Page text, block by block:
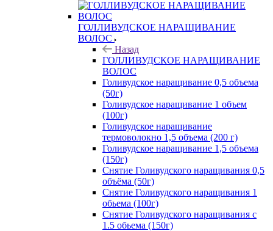
ГОЛЛИВУДСКОЕ НАРАЩИВАНИЕ
ВОЛОС
Назад
ГОЛЛИВУДСКОЕ НАРАЩИВАНИЕ
ВОЛОС
Голивудское наращивание 0,5 объема
(50г)
Голивудское наращивание 1 объем
(100г)
Голивудское наращивание
термоволокно 1,5 объема (200 г)
Голивудское наращивание 1,5 объема
(150г)
Снятие Голивудского наращивания 0,5
объёма (50г)
Снятие Голивудского наращивания 1
обьема (100г)
Снятие Голивудского наращивания с
1.5 обьема (150г)